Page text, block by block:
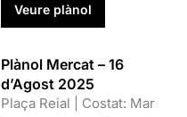
Veure plànol
Plànol Mercat – 16
d’Agost 2025
Plaça Reial | Costat: Mar